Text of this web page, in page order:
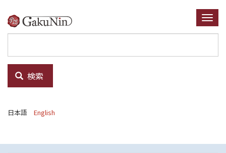
イ
ン
ン
テ
ツ
検索
日本語 English